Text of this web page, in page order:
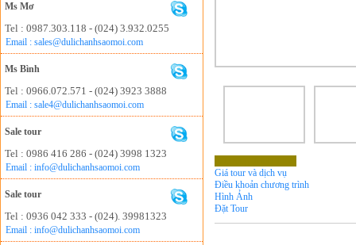
Ms Mơ
Tel : 0987.303.118 - (024) 3.932.0255
Email : sales@dulichanhsaomoi.com
Ms Bình
Tel : 0966.072.571 - (024) 3923 3888
Email : sale4@dulichanhsaomoi.com
Sale tour
Tel : 0986 416 286 - (024) 3998 1323
Email : info@dulichanhsaomoi.com
Sale tour
Tel : 0936 042 333 - (024). 39981323
Email : info@dulichanhsaomoi.com
Giá tour và dịch vụ
Điều khoản chương trình
Hình Ảnh
Đặt Tour